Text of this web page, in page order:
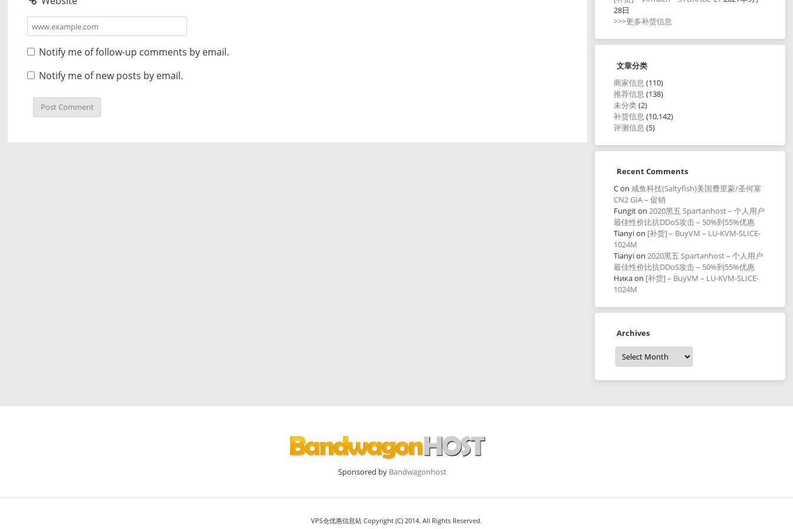
Notify me of follow-up comments by email.
Notify me of new posts by email.
28日
>>>更多补货信息
文章分类
商家信息 (110)
推荐信息 (138)
未分类(2)
补货信息 (10,142)
评测信息 (5)
Recent Comments
Con 咸鱼科技(Saltyfish)美国费里蒙/圣何塞
CN2 GIA – 促销
Fungiton2020黑五 Spartanhost – 个人用户
最佳性价比抗DDoS攻击 – 50%到55%优惠
Tianyion [补货] – BuyVM – LU-KVM-SLICE-
1024M
Tianyion2020黑五 Spartanhost – 个人用户
最佳性价比抗DDoS攻击 – 50%到55%优惠
Никаon [补货] – BuyVM – LU-KVM-SLICE-
1024M
Archives
Archives
Sponsored by Bandwagonhost
VPS仓优惠信息站 Copyright (C) 2014. All Rights Reserved.